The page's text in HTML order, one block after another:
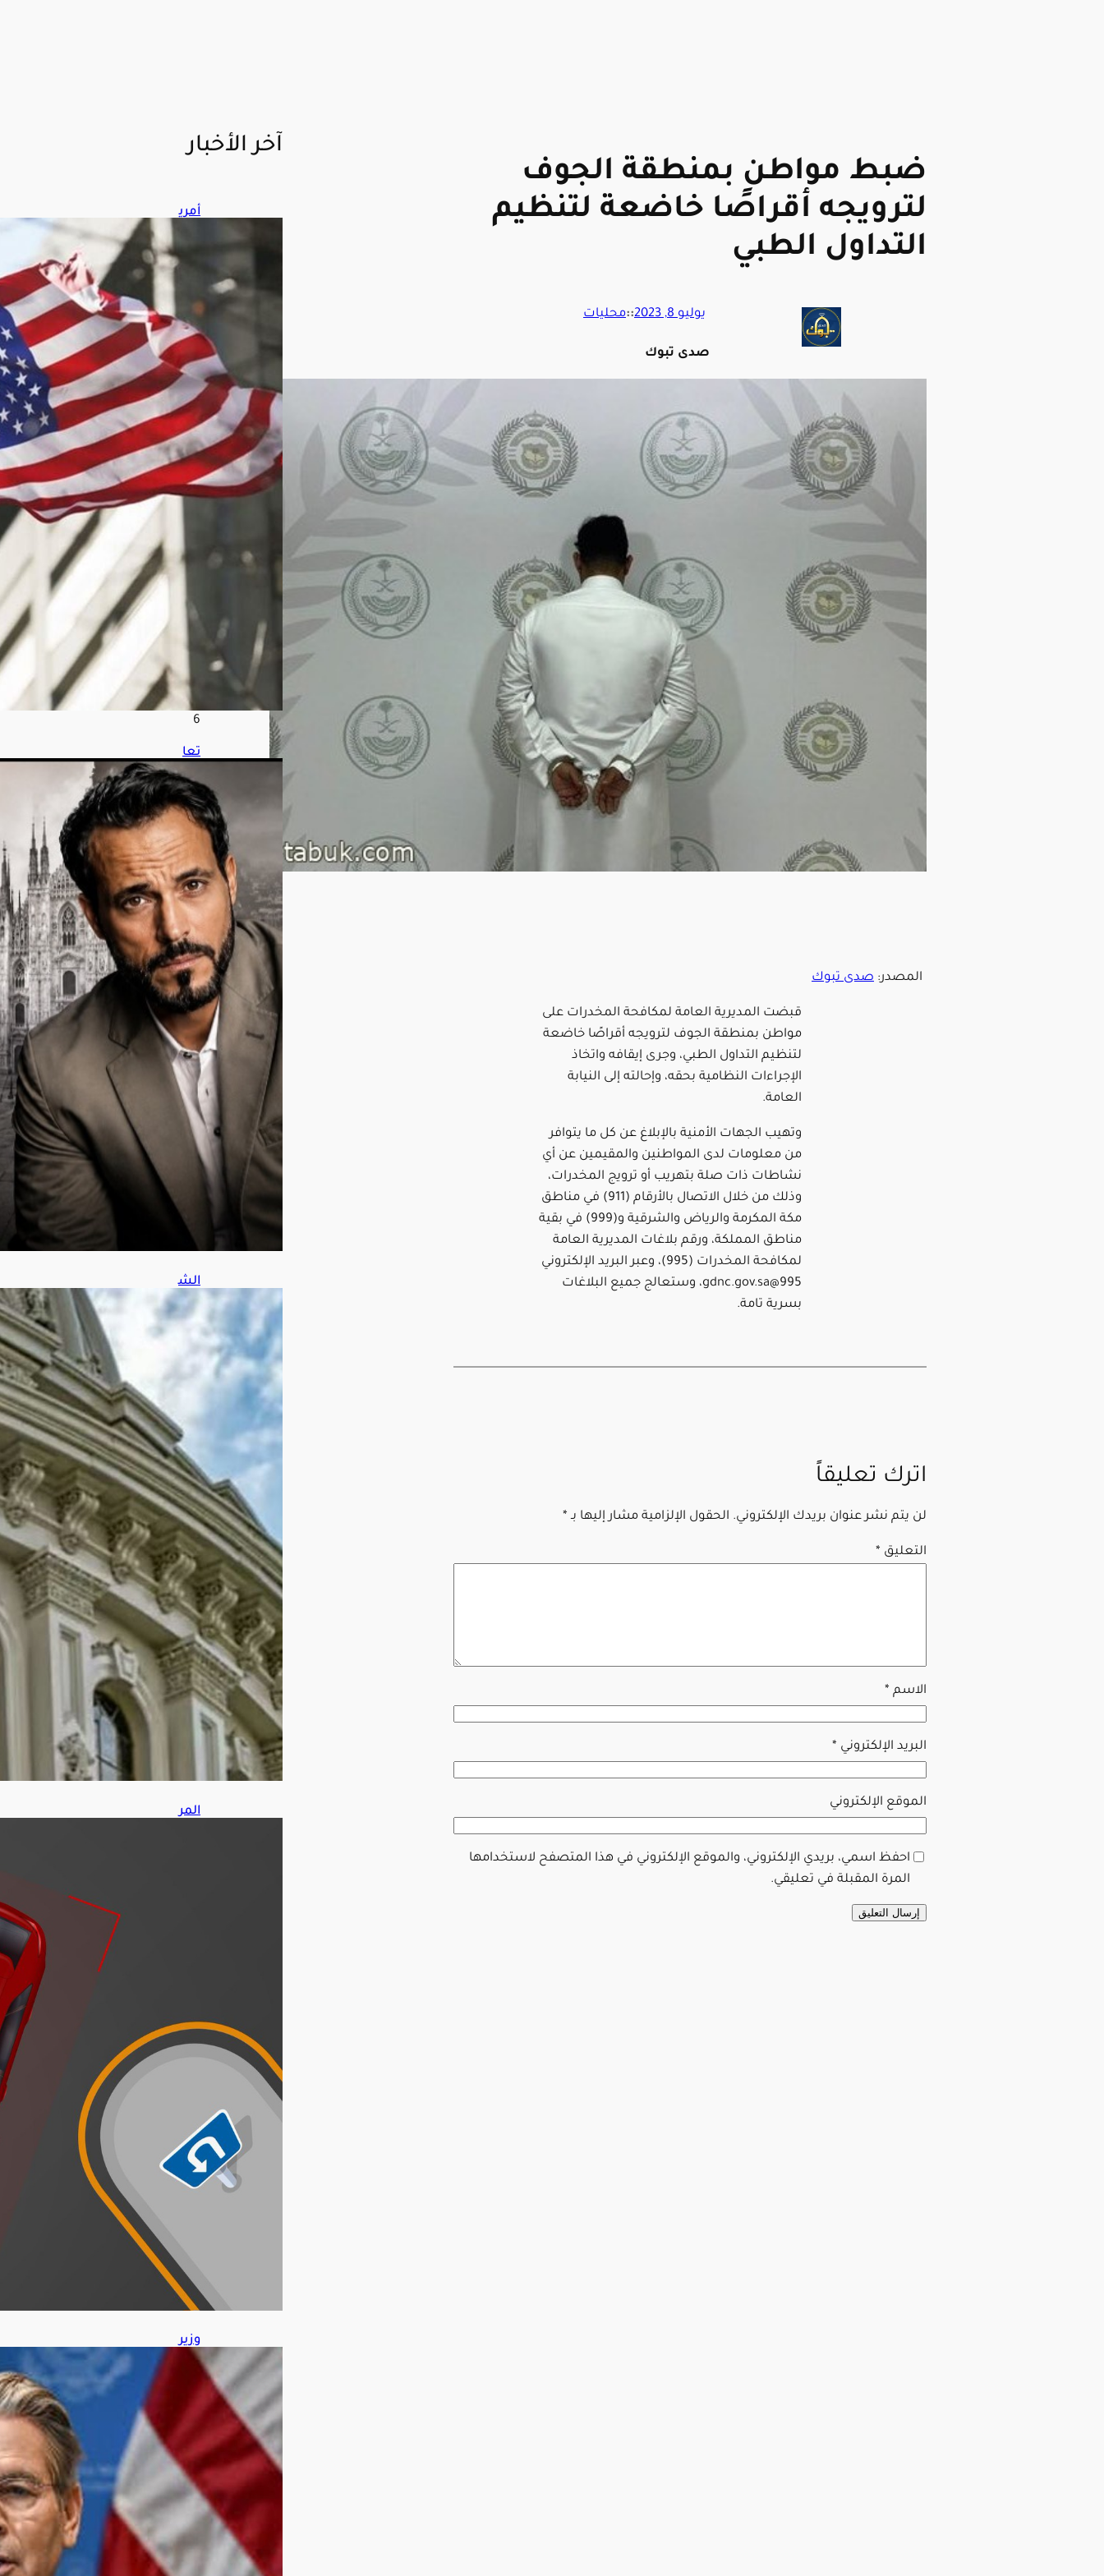
ضبط مواطن بمنطقة الجوف
لترويجه أقراصًا خاضعة لتنظيم
التداول الطبي
يوليو 8, 2023 ::محليات
صدى تبوك
المصدر: صدى تبوك
قبضت المديرية العامة لمكافحة المخدرات على
مواطن بمنطقة الجوف لترويجه أقراصًا خاضعة
لتنظيم التداول الطبي، وجرى إيقافه واتخاذ
الإجراءات النظامية بحقه، وإحالته إلى النيابة
العامة.
وتهيب الجهات الأمنية بالإبلاغ عن كل ما يتوافر
من معلومات لدى المواطنين والمقيمين عن أي
نشاطات ذات صلة بتهريب أو ترويج المخدرات،
وذلك من خلال الاتصال بالأرقام (911) في مناطق
مكة المكرمة والرياض والشرقية و(999) في بقية
مناطق المملكة، ورقم بلاغات المديرية العامة
لمكافحة المخدرات (995)، وعبر البريد الإلكتروني
995@gdnc.gov.sa، وستعالج جميع البلاغات
بسرية تامة.
اترك تعليقاً
لن يتم نشر عنوان بريدك الإلكتروني. الحقول الإلزامية مشار إليها بـ *
التعليق *
الاسم *
البريد الإلكتروني *
الموقع الإلكتروني
احفظ اسمي، بريدي الإلكتروني، والموقع الإلكتروني في هذا المتصفح لاستخدامها
المرة المقبلة في تعليقي.
آخر الأخبار
أمري
تس
تهد
ادر
تمو
يل
الن
ظا
م
الإير
اني
وتتو
عد
المت
حايل
قوبا
س
202
6
تعا
منت
ظر
بين
الس
قا
ويو
س
ف
الش
ريف
في
«مي
لانو
»
أغ
س
ط
س
7,
202
الش
يوخ
الأم
قانو
شا
مل
لفر
ض
عقو
بات
على
رو
سيا
أغ
س
ط
س
202
المر
عند
الدو
س
ط
س
وزير
الخز
ريك
يتو
قع
اتفا
قًا
قريبً
ا
مع
إيرا